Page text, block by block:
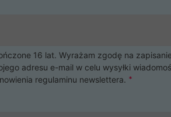
16 lat. Wyrażam zgodę na
adresu e-mail w celu wysyłki
regulaminu newslettera.